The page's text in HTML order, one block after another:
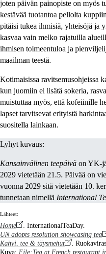
joten päivän painopiste on myös
kestävää tuotantoa pellolta
pitäisi tukea ihmisiä, yhteisöjä ja
kasvaa vain melko rajatuilla
ihmisen toimeentuloa ja
maailman teestä.
Kotimaisissa ravitsemusohjeissa
kun juomiin ei lisätä sokeria,
muistuttaa myös, että kofeiinille
lapset tarvitsevat erityistä
suositella lainkaan.
Lyhyt kuvaus:
Kansainvälinen teepäivä on YK-
2029 vietetään 21.5. Päivää on
vuonna 2029 sitä vietetään 10.
tunnetaan nimellä International
Lähteet:
Home
. InternationalTeaDay.
UN adopts resolution showcasing tea
Kahvi, tee & täysmehut
.
Kuva: File:Tea at French restaurant